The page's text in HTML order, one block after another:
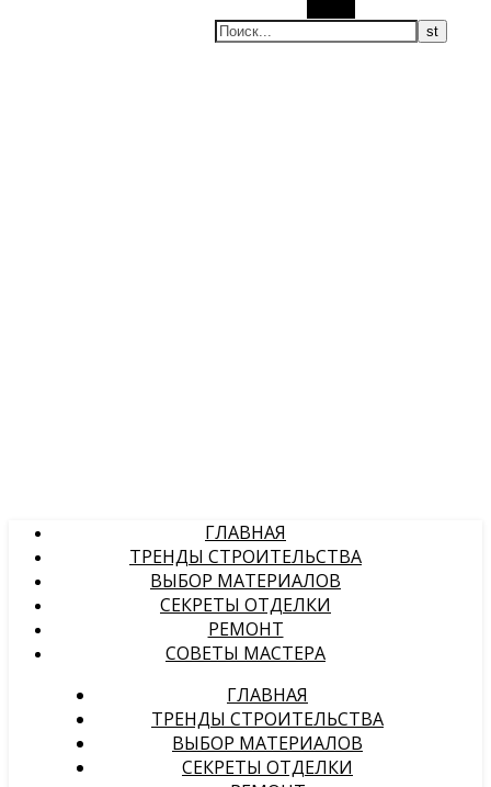
ГЛАВНАЯ
ТРЕНДЫ СТРОИТЕЛЬСТВА
ВЫБОР МАТЕРИАЛОВ
СЕКРЕТЫ ОТДЕЛКИ
РЕМОНТ
СОВЕТЫ МАСТЕРА
ГЛАВНАЯ
ТРЕНДЫ СТРОИТЕЛЬСТВА
ВЫБОР МАТЕРИАЛОВ
СЕКРЕТЫ ОТДЕЛКИ